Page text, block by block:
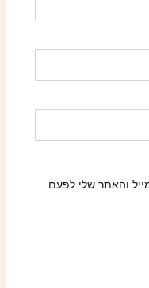
והאתר שלי לפעם